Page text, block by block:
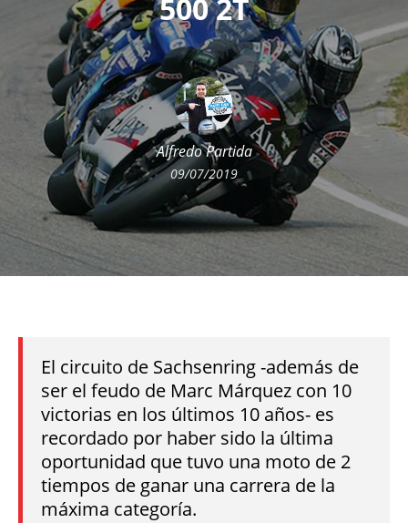
500 2T
Alfredo Partida
09/07/2019
El circuito de Sachsenring -además de
ser el feudo de Marc Márquez con 10
victorias en los últimos 10 años- es
recordado por haber sido la última
oportunidad que tuvo una moto de 2
tiempos de ganar una carrera de la
máxima categoría.